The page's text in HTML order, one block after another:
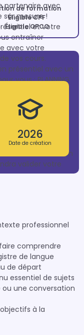
partenaire avec
sur mesure !
et votre
entraîner
avec votre
vos cours.
présentiel avec un
vous : PLANNING
an vous permet de
à travailler en
valider votre
de formation
Éligible CPF
Éligible OPCO
2026
Date de création
professionnel
comprendre
de langue
de départ
essentiel de sujets
une conversation
à la